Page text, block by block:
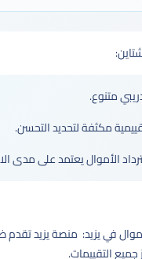
متنوع.
مكثفة لتحديد التحسن.
الأموال يعتمد على مدى
في يزيد: منصة يزيد تقدم
جميع التقييمات.